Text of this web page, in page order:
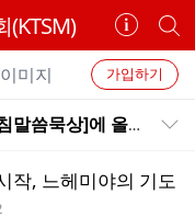
카
페
정
보
보
기
개
별
카
페
검
가입하기
이미지
상]에 올라옵니다~
작, 느헤미야의 기도
회수